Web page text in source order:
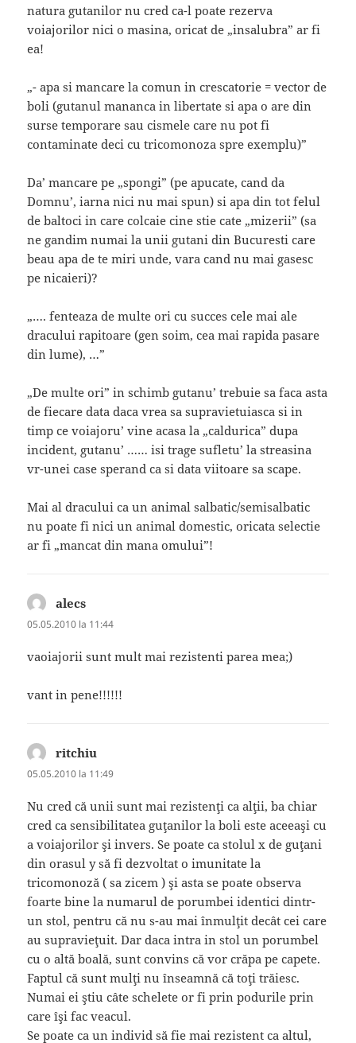
natura gutanilor nu cred ca-l poate rezerva
voiajorilor nici o masina, oricat de „insalubra” ar fi
ea!
„- apa si mancare la comun in crescatorie = vector de
boli (gutanul mananca in libertate si apa o are din
surse temporare sau cismele care nu pot fi
contaminate deci cu tricomonoza spre exemplu)”
Da’ mancare pe „spongi” (pe apucate, cand da
Domnu’, iarna nici nu mai spun) si apa din tot felul
de baltoci in care colcaie cine stie cate „mizerii” (sa
ne gandim numai la unii gutani din Bucuresti care
beau apa de te miri unde, vara cand nu mai gasesc
pe nicaieri)?
„…. fenteaza de multe ori cu succes cele mai ale
dracului rapitoare (gen soim, cea mai rapida pasare
din lume), …”
„De multe ori” in schimb gutanu’ trebuie sa faca asta
de fiecare data daca vrea sa supravietuiasca si in
timp ce voiajoru’ vine acasa la „caldurica” dupa
incident, gutanu’ …… isi trage sufletu’ la streasina
vr-unei case sperand ca si data viitoare sa scape.
Mai al dracului ca un animal salbatic/semisalbatic
nu poate fi nici un animal domestic, oricata selectie
ar fi „mancat din mana omului”!
alecs
05.05.2010 la 11:44
vaoiajorii sunt mult mai rezistenti parea mea;)
vant in pene!!!!!!
ritchiu
05.05.2010 la 11:49
Nu cred că unii sunt mai rezistenţi ca alţii, ba chiar
cred ca sensibilitatea guţanilor la boli este aceeaşi cu
a voiajorilor şi invers. Se poate ca stolul x de guţani
din orasul y să fi dezvoltat o imunitate la
tricomonoză ( sa zicem ) şi asta se poate observa
foarte bine la numarul de porumbei identici dintr-
un stol, pentru că nu s-au mai înmulţit decât cei care
au supravieţuit. Dar daca intra in stol un porumbel
cu o altă boală, sunt convins că vor crăpa pe capete.
Faptul că sunt mulţi nu înseamnă că toţi trăiesc.
Numai ei ştiu câte schelete or fi prin podurile prin
care îşi fac veacul.
Se poate ca un individ să fie mai rezistent ca altul,